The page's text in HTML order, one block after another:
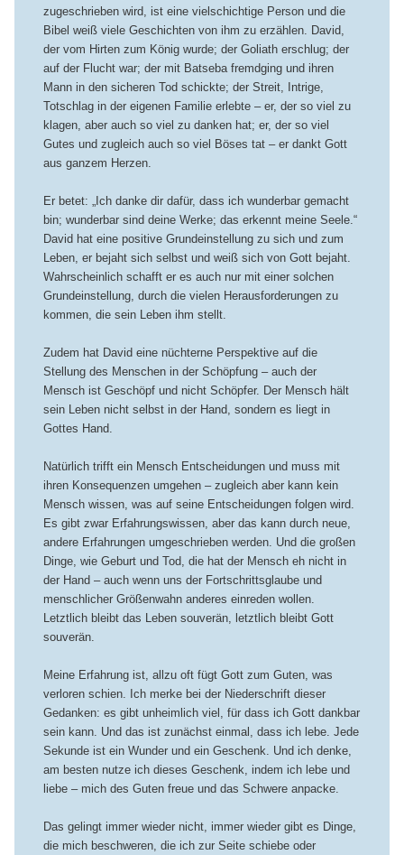
zugeschrieben wird, ist eine vielschichtige Person und die
Bibel weiß viele Geschichten von ihm zu erzählen. David,
der vom Hirten zum König wurde; der Goliath erschlug; der
auf der Flucht war; der mit Batseba fremdging und ihren
Mann in den sicheren Tod schickte; der Streit, Intrige,
Totschlag in der eigenen Familie erlebte – er, der so viel zu
klagen, aber auch so viel zu danken hat; er, der so viel
Gutes und zugleich auch so viel Böses tat – er dankt Gott
aus ganzem Herzen.
Er betet: „Ich danke dir dafür, dass ich wunderbar gemacht
bin; wunderbar sind deine Werke; das erkennt meine Seele.“
David hat eine positive Grundeinstellung zu sich und zum
Leben, er bejaht sich selbst und weiß sich von Gott bejaht.
Wahrscheinlich schafft er es auch nur mit einer solchen
Grundeinstellung, durch die vielen Herausforderungen zu
kommen, die sein Leben ihm stellt.
Zudem hat David eine nüchterne Perspektive auf die
Stellung des Menschen in der Schöpfung – auch der
Mensch ist Geschöpf und nicht Schöpfer. Der Mensch hält
sein Leben nicht selbst in der Hand, sondern es liegt in
Gottes Hand.
Natürlich trifft ein Mensch Entscheidungen und muss mit
ihren Konsequenzen umgehen – zugleich aber kann kein
Mensch wissen, was auf seine Entscheidungen folgen wird.
Es gibt zwar Erfahrungswissen, aber das kann durch neue,
andere Erfahrungen umgeschrieben werden. Und die großen
Dinge, wie Geburt und Tod, die hat der Mensch eh nicht in
der Hand – auch wenn uns der Fortschrittsglaube und
menschlicher Größenwahn anderes einreden wollen.
Letztlich bleibt das Leben souverän, letztlich bleibt Gott
souverän.
Meine Erfahrung ist, allzu oft fügt Gott zum Guten, was
verloren schien. Ich merke bei der Niederschrift dieser
Gedanken: es gibt unheimlich viel, für dass ich Gott dankbar
sein kann. Und das ist zunächst einmal, dass ich lebe. Jede
Sekunde ist ein Wunder und ein Geschenk. Und ich denke,
am besten nutze ich dieses Geschenk, indem ich lebe und
liebe – mich des Guten freue und das Schwere anpacke.
Das gelingt immer wieder nicht, immer wieder gibt es Dinge,
die mich beschweren, die ich zur Seite schiebe oder